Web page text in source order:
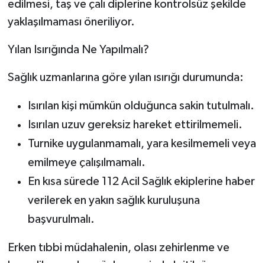
edilmesi, taş ve çalı diplerine kontrolsüz şekilde
yaklaşılmaması öneriliyor.
Yılan Isırığında Ne Yapılmalı?
Sağlık uzmanlarına göre yılan ısırığı durumunda:
Isırılan kişi mümkün olduğunca sakin tutulmalı.
Isırılan uzuv gereksiz hareket ettirilmemeli.
Turnike uygulanmamalı, yara kesilmemeli veya
emilmeye çalışılmamalı.
En kısa sürede 112 Acil Sağlık ekiplerine haber
verilerek en yakın sağlık kuruluşuna
başvurulmalı.
Erken tıbbi müdahalenin, olası zehirlenme ve